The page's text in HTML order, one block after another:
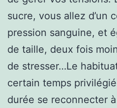
sucre, vous allez d’un
pression sanguine, et
de taille, deux fois
de stresser…Le
certain temps
durée se reconnecter